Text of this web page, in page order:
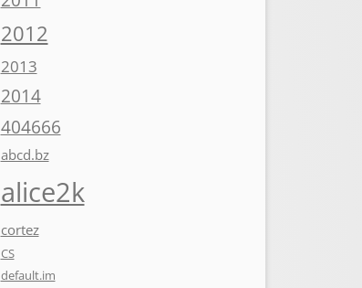
2012
2013
2014
404666
abcd.bz
alice2k
cortez
CS
default.im